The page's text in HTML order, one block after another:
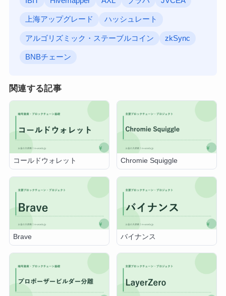
上海アップグレード ハッシュレート
アルゴリズミック・ステーブルコイン zkSync
BNBチェーン
関連する記事
コールドウォレット Chromie Squiggle
Brave バイナンス